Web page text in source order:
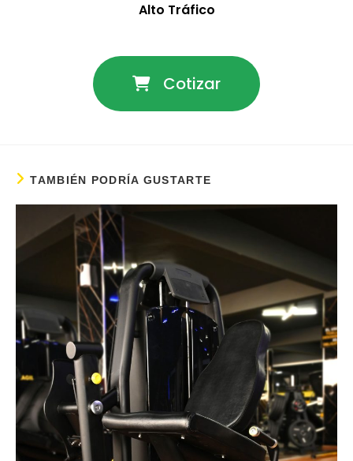
Alto Tráfico
Cotizar
TAMBIÉN PODRÍA GUSTARTE